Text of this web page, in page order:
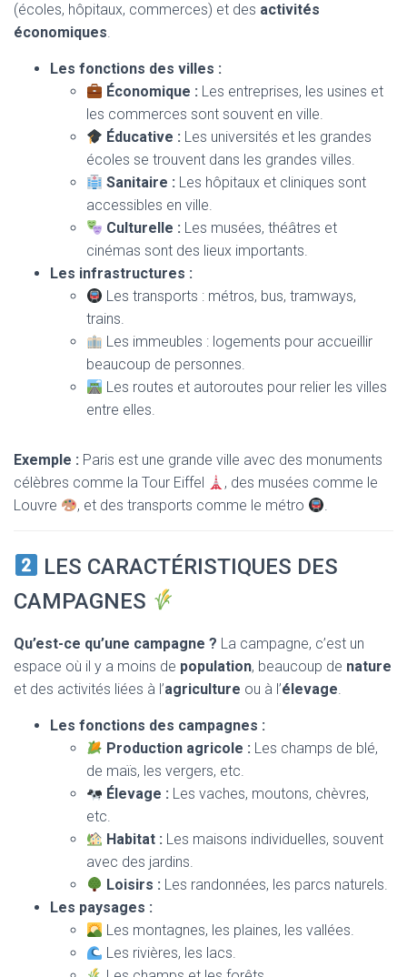
(écoles, hôpitaux, commerces) et des activités
économiques.
Les fonctions des villes :
Économique : Les entreprises, les usines et
les commerces sont souvent en ville.
Éducative : Les universités et les grandes
écoles se trouvent dans les grandes villes.
Sanitaire : Les hôpitaux et cliniques sont
accessibles en ville.
Culturelle : Les musées, théâtres et
cinémas sont des lieux importants.
Les infrastructures :
Les transports : métros, bus, tramways,
trains.
Les immeubles : logements pour accueillir
beaucoup de personnes.
Les routes et autoroutes pour relier les villes
entre elles.
Exemple : Paris est une grande ville avec des monuments
célèbres comme la Tour Eiffel
, des musées comme le
Louvre
, et des transports comme le métro .
LES CARACTÉRISTIQUES DES
CAMPAGNES
Qu’est-ce qu’une campagne ? La campagne, c’est un
espace où il y a moins de population, beaucoup de nature
et des activités liées à l’agriculture ou à l’élevage.
Les fonctions des campagnes :
Production agricole : Les champs de blé,
de maïs, les vergers, etc.
Élevage : Les vaches, moutons, chèvres,
etc.
Habitat : Les maisons individuelles, souvent
avec des jardins.
Loisirs : Les randonnées, les parcs naturels.
Les paysages :
Les montagnes, les plaines, les vallées.
Les rivières, les lacs.